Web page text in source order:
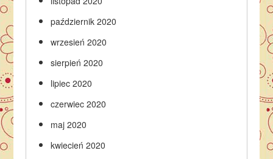
październik 2020
wrzesień 2020
sierpień 2020
lipiec 2020
czerwiec 2020
maj 2020
kwiecień 2020